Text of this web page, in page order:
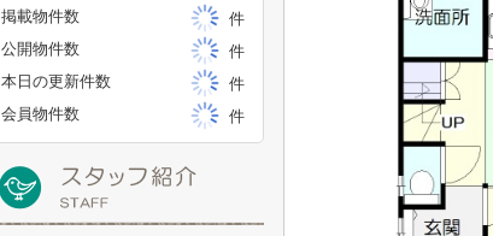
掲載物件数
件
公開物件数
件
本日の更新件数
件
会員物件数
件